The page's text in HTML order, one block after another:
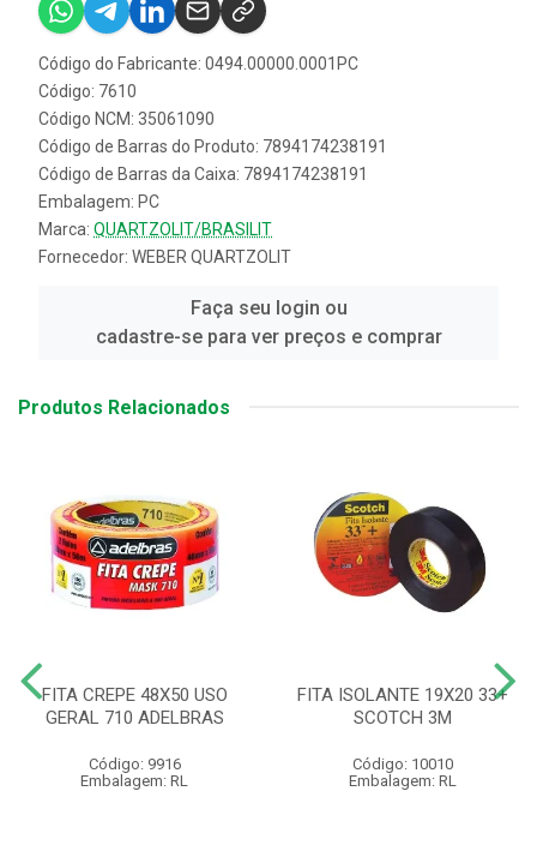
Código do Fabricante: 0494.00000.0001PC
Código: 7610
Código NCM: 35061090
Código de Barras do Produto: 7894174238191
Código de Barras da Caixa: 7894174238191
Embalagem: PC
Marca: QUARTZOLIT/BRASILIT
Fornecedor: WEBER QUARTZOLIT
Faça seu login ou
cadastre-se para ver preços e comprar
Produtos Relacionados
FITA CREPE 48X50 USO
GERAL 710 ADELBRAS
Código: 9916
Embalagem: RL
FITA ISOLANTE 19X20 33+
SCOTCH 3M
Código: 10010
Embalagem: RL